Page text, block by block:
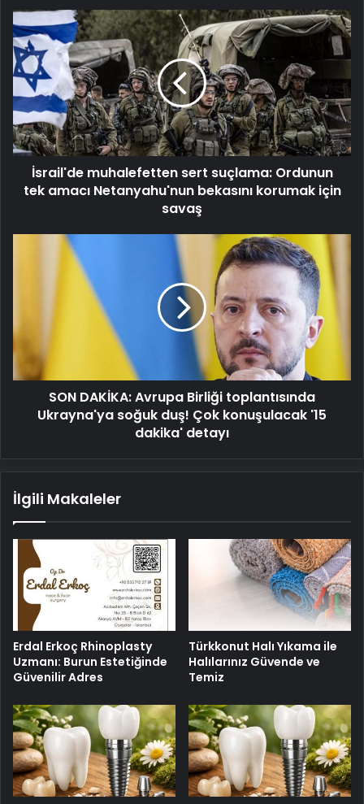
İsrail'de
muhalefetten
sert
suçlama:
Ordunun
tek
amacı
Netanyahu'nun
bekasını
korumak
için
İsrail'de muhalefetten sert suçlama: Ordunun
tek amacı Netanyahu'nun bekasını korumak için
savaş
Ukrayna'ya
Çok
konuşulacakSON DAKİKA: Avrupa Birliği toplantısında
Ukrayna'ya soğuk duş! Çok konuşulacak '15
dakika' detayı
İlgili Makaleler
Erdal Erkoç Rhinoplasty
Uzmanı: Burun Estetiğinde
Güvenilir Adres
Türkkonut Halı Yıkama ile
Halılarınız Güvende ve
Temiz